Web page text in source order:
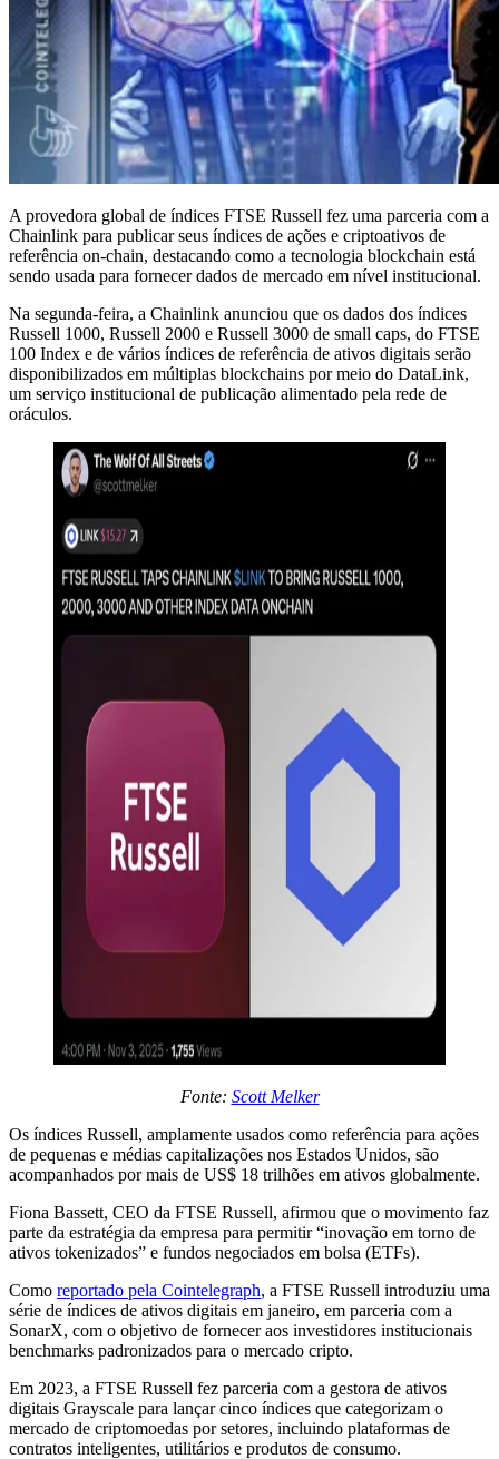
A provedora global de índices FTSE Russell fez uma parceria com a
Chainlink para publicar seus índices de ações e criptoativos de
referência on-chain, destacando como a tecnologia blockchain está
sendo usada para fornecer dados de mercado em nível institucional.
Na segunda-feira, a Chainlink anunciou que os dados dos índices
Russell 1000, Russell 2000 e Russell 3000 de small caps, do FTSE
100 Index e de vários índices de referência de ativos digitais serão
disponibilizados em múltiplas blockchains por meio do DataLink,
um serviço institucional de publicação alimentado pela rede de
oráculos.
Fonte: Scott Melker
Os índices Russell, amplamente usados como referência para ações
de pequenas e médias capitalizações nos Estados Unidos, são
acompanhados por mais de US$ 18 trilhões em ativos globalmente.
Fiona Bassett, CEO da FTSE Russell, afirmou que o movimento faz
parte da estratégia da empresa para permitir “inovação em torno de
ativos tokenizados” e fundos negociados em bolsa (ETFs).
Como reportado pela Cointelegraph, a FTSE Russell introduziu uma
série de índices de ativos digitais em janeiro, em parceria com a
SonarX, com o objetivo de fornecer aos investidores institucionais
benchmarks padronizados para o mercado cripto.
Em 2023, a FTSE Russell fez parceria com a gestora de ativos
digitais Grayscale para lançar cinco índices que categorizam o
mercado de criptomoedas por setores, incluindo plataformas de
contratos inteligentes, utilitários e produtos de consumo.